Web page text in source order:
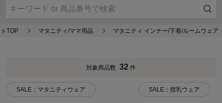
TOP マタニティ/ママ用品 マタニティ インナー/下着/ルームウェア
対象商品数 32 件
SALE：マタニティウェア SALE：授乳ウェア